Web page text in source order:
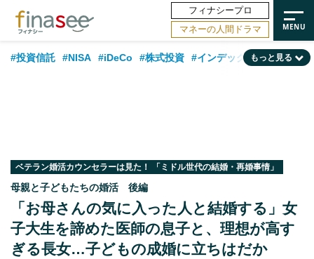
フィナシープロ
マネーの人間ドラマ
#投資信託 #NISA #iDeCo #株式投資 #インデックスファンド
#海外事情 #資産運用業界 #老後 #米国株 #60代 #データ・調査
#国内株式型
もっと見る
ベテラン婚活カウンセラーは見た！ 「ミドル世代の結婚・再婚事情」
母親と子どもたちの婚活 後編
「お母さんの気に入った人と結婚する」女
子大生を諦めた医師の息子と、理想が高す
ぎる長女…子どもの成婚に立ちはだか